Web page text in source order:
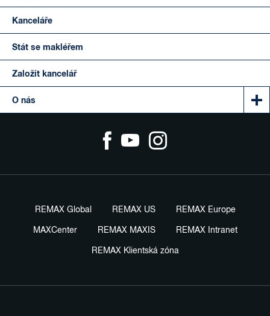
Kanceláře
Stát se makléřem
Založit kancelář
O nás
REMAX Global REMAX US REMAX Europe
MAXCenter REMAX MAXIS REMAX Intranet
REMAX Klientská zóna